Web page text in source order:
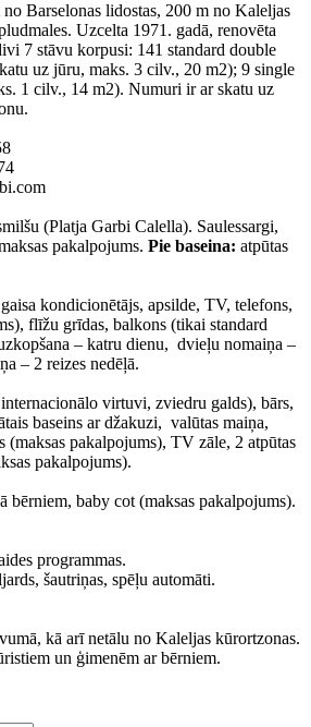
Barselonas lidostas, 200 m no Kaleljas
Uzcelta 1971. gadā, renovēta
7 stāvu korpusi: 141 standard double
uz jūru, maks. 3 cilv., 20 m2); 9 single
1 cilv., 14 m2). Numuri ir ar skatu uz
(Platja Garbi Сalella). Saulessargi,
pakalpojums. Pie baseina: atpūtas
kondicionētājs, apsilde, TV, telefons,
flīžu grīdas, balkons (tikai standard
– katru dienu, dvieļu nomaiņa –
– 2 reizes nedēļā.
virtuvi, zviedru galds), bārs,
baseins ar džakuzi, valūtas maiņa,
(maksas pakalpojums), TV zāle, 2 atpūtas
pakalpojums).
bērniem, baby cot (maksas pakalpojums).
programmas.
šautriņas, spēļu automāti.
kā arī netālu no Kaleljas kūrortzonas.
un ģimenēm ar bērniem.